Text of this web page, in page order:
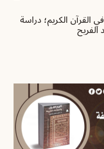
القرآن الكريم؛ دراسة